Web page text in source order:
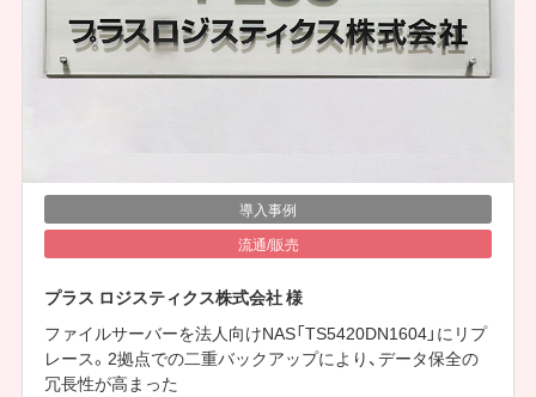
導入事例
流通/販売
プラス ロジスティクス株式会社 様
ファイルサーバーを法人向けNAS「TS5420DN1604」にリプ
レース。2拠点での二重バックアップにより、データ保全の
冗長性が高まった